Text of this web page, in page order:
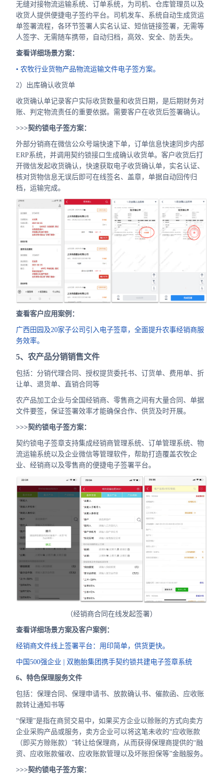
无缝对接物流运输系统、订单系统，为司机、仓库管理员以及
收货人提供便捷电子签约平台。司机发车、系统自动生成货运
单签署流程，各环节签署人实名认证、短信链接签署，无需等
人签字、无需随车携带，自动归档，高效、安全、防丢失。
查看详细场景方案：
• 农牧行业货物产品物流运输文件电子签方案。
2）出库确认收货单
收货确认单记录客户实际收货数量和收货日期，是后期财务对
账、判定物流责任的重要依据。需要客户在收货后签署确认。
>>>契约锁电子签方案：
外部分销商在微信公众号端快速下单，订单信息快速同步内部
ERP系统，并调用契约锁接口生成确认收货单。客户收货后打
开微信发起收货确认，快速获取电子收货确认单，实名认证、
核对货物信息无误后即可在线签名、盖章，单据自动回传归
档，运输完成。
查看客户应用案例：
广西田园及20家子公司引入电子签章，全面提升农事经销商服
务效率。
5、农产品分销销售文件
包括：分销代理合同、授权提货委托书、订货单、费用单、折
让单、退货单、直销合同等
农产品加工企业与全国经销商、零售商之间有大量合同、单据
文件要签，保证签署效率才能确保合作、供货及时开展。
>>>契约锁电子签方案：
契约锁电子签章支持集成经销商管理系统、订单管理系统、物
流运输系统以及企业微信等管理软件，帮助打造覆盖农牧企
业、经销商以及零售商的便捷电子签署平台。
（经销商合同在线发起签署）
查看详细场景方案及客户案例：
经销商文件线上签署平台：用印简单，供货更快。
中国500强企业 | 双胞胎集团携手契约锁共建电子签章系统
6、特色保理服务文件
包括：保理合同、保理申请书、放款确认书、催款函、应收账
款转让通知书等
“保理”是指在商贸交易中，如果买方企业以赊账的方式向卖方
企业采购产品或服务，卖方企业可以将这笔未收的“应收账款
（即买方赊账款）”转让给保理商，从而获得保理商提供的“融
资、应收账款催收、应收账款管理以及坏账担保等”金融服务。
>>>契约锁电子签方案：